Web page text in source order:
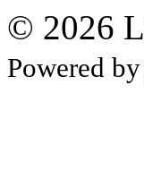
© 2026
Powered by